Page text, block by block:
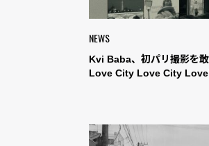
NEWS
Kvi Baba、初パリ撮影を
Love City Love City